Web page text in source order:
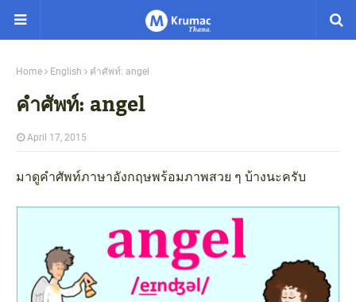
Home English คำศัพท์: angel
คำศัพท์: angel
April 17, 2015
มาดูคำศัพท์ภาษาอังกฤษพร้อมภาพสวย ๆ บ้างนะครับ